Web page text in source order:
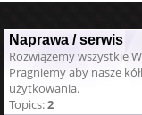
Naprawa / serwis
Rozwiążemy wszystkie
Pragniemy aby nasze
użytkowania.
Topics:2